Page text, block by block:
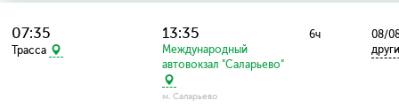
07:35
Трасса
13:35
Международный
автовокзал "Саларьево"
м. Саларьево
6ч
08/